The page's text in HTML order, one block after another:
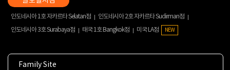
인도네시아 1호 자카르타 Selatan점
인도네시아 2호 자카르타 Sudirman점
인도네시아 3호 Surabaya점
태국 1호 Bangkok점 미국 LA점 NEW
Family Site